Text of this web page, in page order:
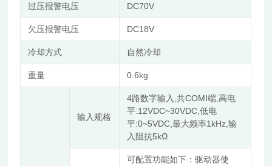
过压报警电压 DC70V
欠压报警电压 DC18V
冷却方式 自然冷却
重量 0.6kg
输入规格
4路数字输入 ,共COMI端 ,高电
平:12VDC~30VDC,低电
平:0~5VDC,最大频率1kHz,输
入阻抗5kΩ
可配置功能如下：驱动器使